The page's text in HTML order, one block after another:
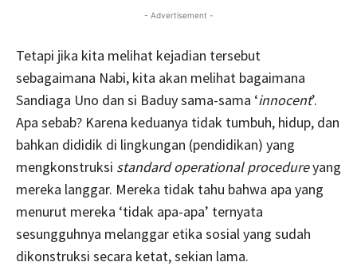
- Advertisement -
Tetapi jika kita melihat kejadian tersebut
sebagaimana Nabi, kita akan melihat bagaimana
Sandiaga Uno dan si Baduy sama-sama ‘innocent’.
Apa sebab? Karena keduanya tidak tumbuh, hidup, dan
bahkan dididik di lingkungan (pendidikan) yang
mengkonstruksi standard operational procedureyang
mereka langgar. Mereka tidak tahu bahwa apa yang
menurut mereka ‘tidak apa-apa’ ternyata
sesungguhnya melanggar etika sosial yang sudah
dikonstruksi secara ketat, sekian lama.